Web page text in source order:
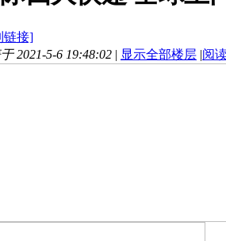
链接]
2021-5-6 19:48:02 | 显示全部楼层 |阅